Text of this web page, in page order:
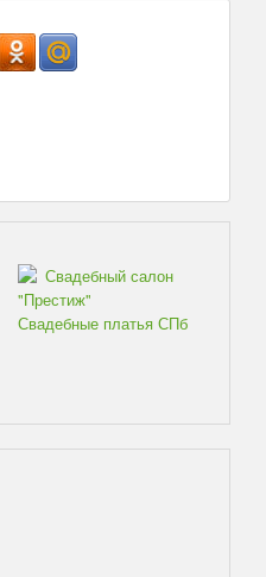
Свадебный салон
"Престиж"
Свадебные платья СПб